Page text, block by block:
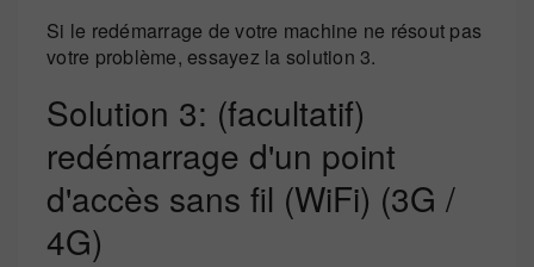
Si le redémarrage de votre machine ne résout pas
votre problème, essayez la solution 3.
Solution 3: (facultatif)
redémarrage d'un point
d'accès sans fil (WiFi) (3G /
4G)